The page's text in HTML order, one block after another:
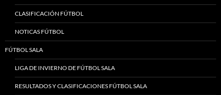
CLASIFICACIÓN FÚTBOL
NOTICAS FÚTBOL
FÚTBOL SALA
LIGA DE INVIERNO DE FÚTBOL SALA
RESULTADOS Y CLASIFICACIONES FÚTBOL SALA